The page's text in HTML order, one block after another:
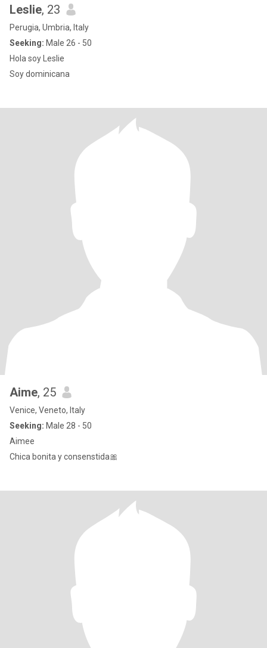
Leslie, 23
Perugia, Umbria, Italy
Seeking: Male 26 - 50
Hola soy Leslie
Soy dominicana
Aime, 25
Venice, Veneto, Italy
Seeking: Male 28 - 50
Aimee
Chica bonita y consenstida🎀